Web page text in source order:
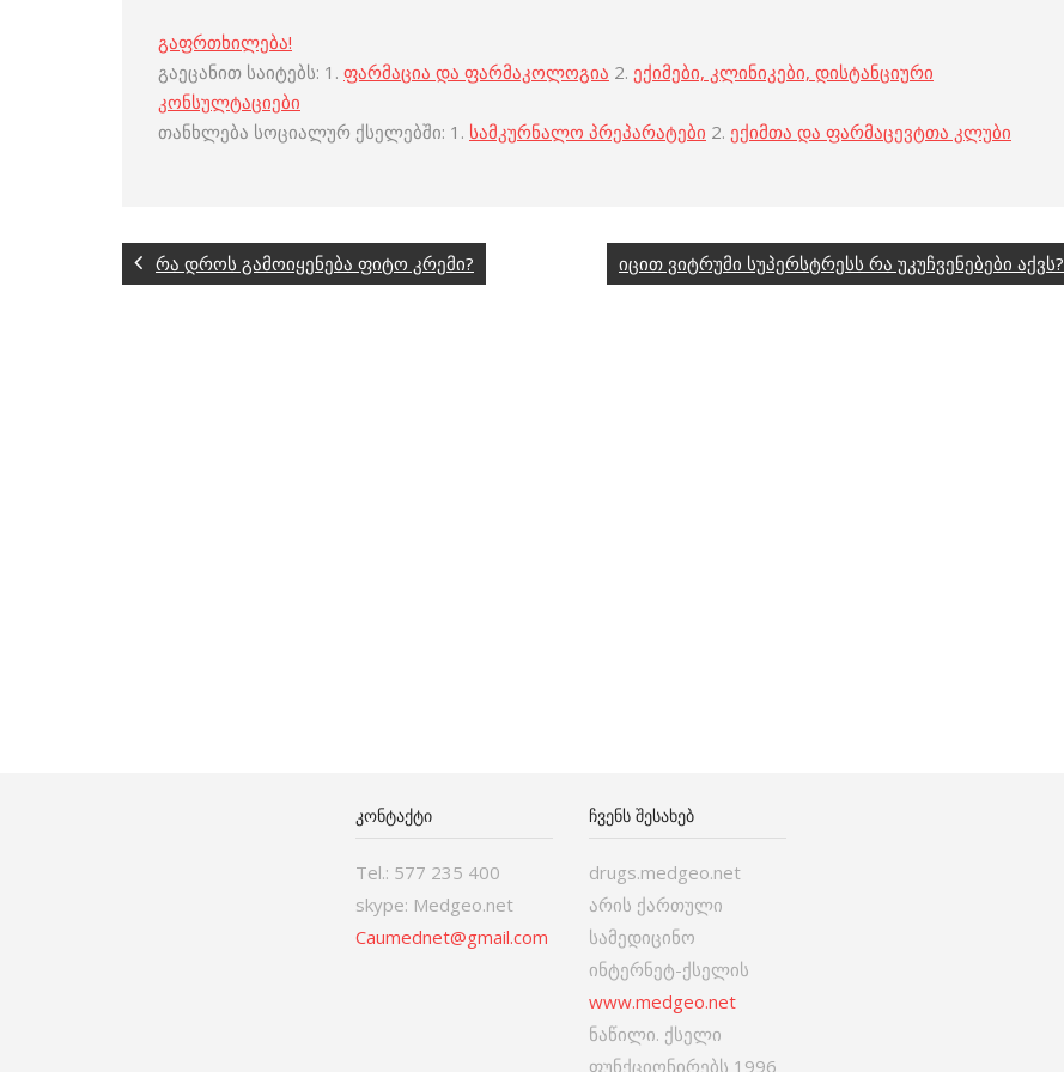
გაფრთხილება!
გაეცანით საიტებს: 1. ფარმაცია და ფარმაკოლოგია 2. ექიმები, კლინიკები, დისტანციური
კონსულტაციები
თანხლება სოციალურ ქსელებში: 1. სამკურნალო პრეპარატები 2. ექიმთა და ფარმაცევტთა კლუბი
რა დროს გამოიყენება ფიტო კრემი? იცით ვიტრუმი სუპერსტრესს რა უკუჩვენებები აქვს?
ᲙᲝᲜᲢᲐᲥᲢᲘ
Tel.: 577 235 400
skype: Medgeo.net
Caumednet@gmail.com
ᲩᲕᲔᲜᲡ ᲨᲔᲡᲐᲮᲔᲑ
drugs.medgeo.net
არის ქართული
სამედიცინო
ინტერნეტ-ქსელის
www.medgeo.net
ნაწილი. ქსელი
ფუნქციონირებს 1996